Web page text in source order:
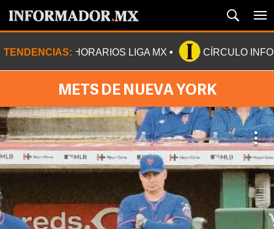
TENDENCIAS: HORARIOS LIGA MX CÍRCULO
METS DE NUEVA YORK